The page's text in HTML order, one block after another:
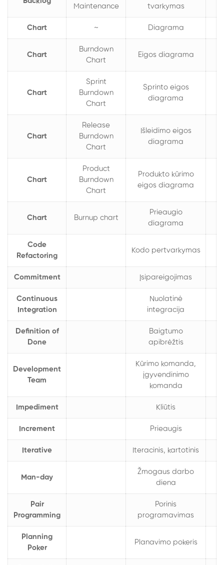
Maintenance tvarkymas
Chart ~ Diagrama
Chart
Burndown
Chart
Eigos diagrama
Chart
Sprint
Burndown
Chart
Sprinto eigos
diagrama
Chart
Release
Burndown
Chart
Išleidimo eigos
diagrama
Chart
Product
Burndown
Chart
Produkto kūrimo
eigos diagrama
Chart Burnup chart
Prieaugio
diagrama
Code
Refactoring
Kodo pertvarkymas
Commitment Įsipareigojimas
Continuous
Integration
Nuolatinė
integracija
Definition of
Done
Baigtumo
apibrėžtis
Development
Team
Kūrimo komanda,
įgyvendinimo
komanda
Impediment Kliūtis
Increment Prieaugis
Iterative Iteracinis, kartotinis
Man-day
Žmogaus darbo
diena
Pair
Programming
Porinis
programavimas
Planning
Poker
Planavimo pokeris